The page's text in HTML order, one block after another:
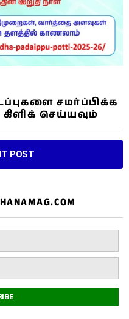
சமர்ப்பிக்க
கிளிக் செய்யவும்
POST